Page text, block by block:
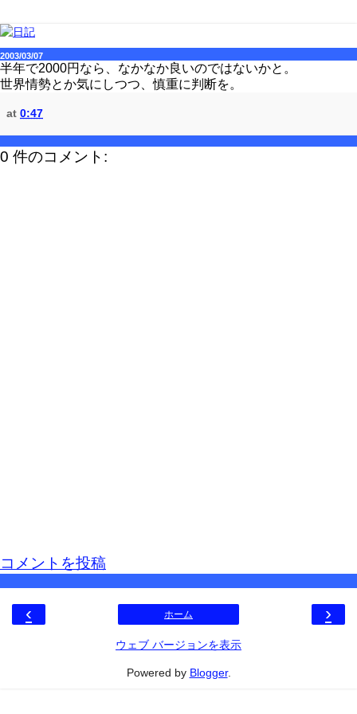
2003/03/07
半年で2000円なら、なかなか良いのではないかと。
世界情勢とか気にしつつ、慎重に判断を。
at 0:47
0 件のコメント:
コメントを投稿
‹ ›
ホーム
ウェブ バージョンを表示
Powered by Blogger.